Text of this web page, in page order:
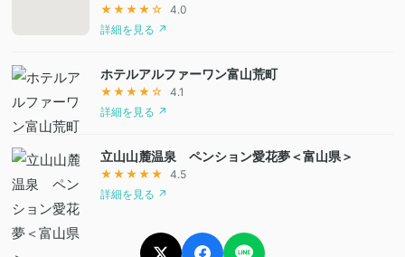
★★★★☆
4.0
詳細を見る ↗
ホテルアルファーワン富山荒町
★★★★☆
4.1
詳細を見る ↗
立山山麓温泉 ペンション愛花夢＜富山県＞
★★★★★
4.5
詳細を見る ↗